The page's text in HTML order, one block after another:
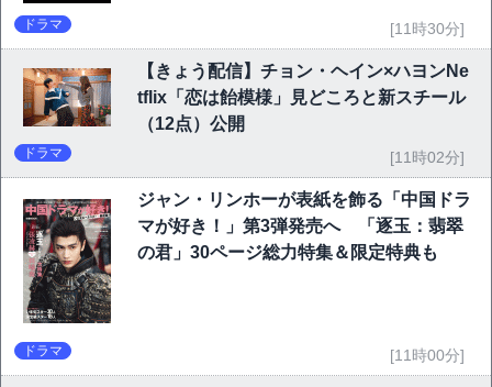
ドラマ [11時30分]
【きょう配信】チョン・ヘイン×ハヨンNe
tflix「恋は飴模様」見どころと新スチール
（12点）公開
ドラマ [11時02分]
ジャン・リンホーが表紙を飾る「中国ドラ
マが好き！」第3弾発売へ 「逐玉：翡翠
の君」30ページ総力特集＆限定特典も
ドラマ [11時00分]